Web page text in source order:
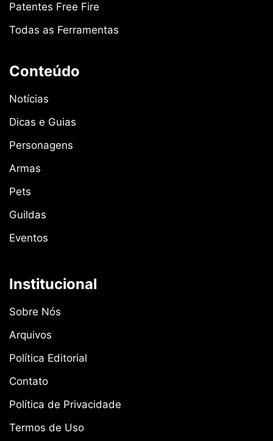
Patentes Free Fire
Todas as Ferramentas
Conteúdo
Notícias
Dicas e Guias
Personagens
Armas
Pets
Guildas
Eventos
Institucional
Sobre Nós
Arquivos
Política Editorial
Contato
Política de Privacidade
Termos de Uso